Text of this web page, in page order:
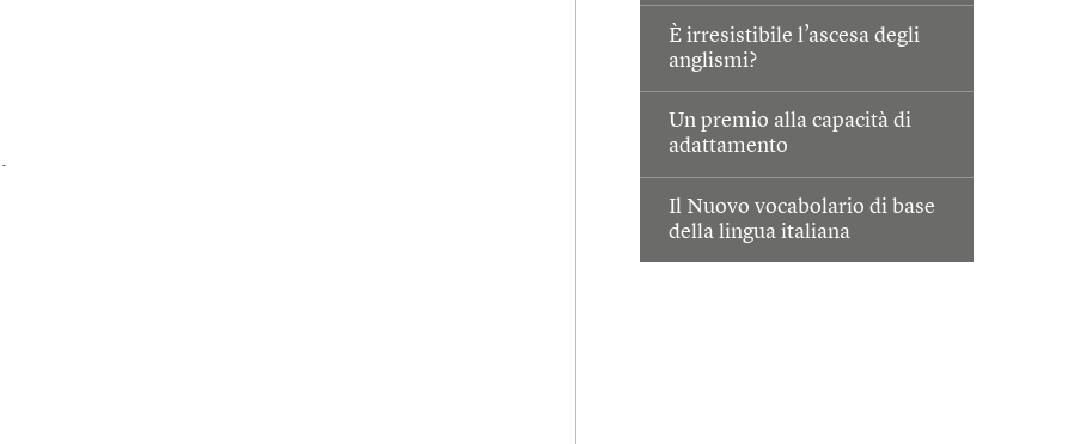
È irresistibile l’ascesa degli
anglismi?
Un premio alla capacità di
adattamento
Il Nuovo vocabolario di base
della lingua italiana